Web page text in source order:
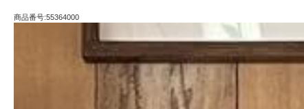
商品番号:55364000